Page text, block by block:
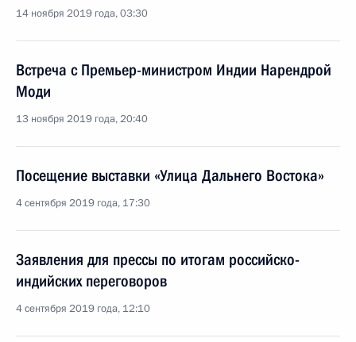
14 ноября 2019 года, 03:30
Встреча с Премьер-министром Индии Нарендрой
Моди
13 ноября 2019 года, 20:40
Посещение выставки «Улица Дальнего Востока»
4 сентября 2019 года, 17:30
Заявления для прессы по итогам российско-
индийских переговоров
4 сентября 2019 года, 12:10